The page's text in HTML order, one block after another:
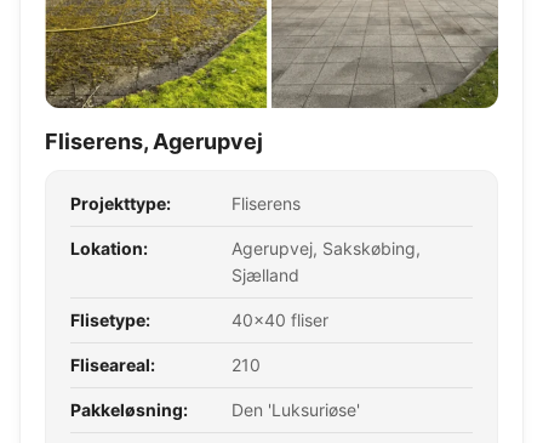
Fliserens, Agerupvej
Projekttype: Fliserens
Lokation:
Agerupvej, Sakskøbing,
Sjælland
Flisetype: 40x40 fliser
Fliseareal: 210
Pakkeløsning: Den 'Luksuriøse'